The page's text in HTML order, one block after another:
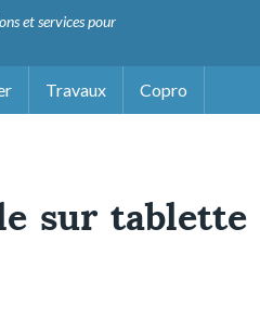
et services pour
Travaux Copro
sur tablette